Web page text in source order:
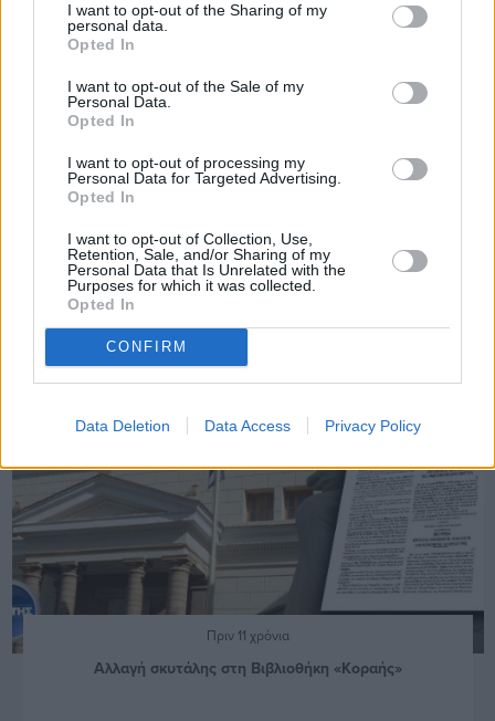
I want to opt-out of the Sharing of my
personal data.
Opted In
I want to opt-out of the Sale of my
Personal Data.
Opted In
I want to opt-out of processing my
Personal Data for Targeted Advertising.
Opted In
I want to opt-out of Collection, Use,
Retention, Sale, and/or Sharing of my
Personal Data that Is Unrelated with the
Purposes for which it was collected.
Opted In
CONFIRM
Data Deletion Data Access Privacy Policy
Πριν 11 χρόνια
Καταυλισμός προσφύγων η Αστυνομική Διεύθυνση Χίου
Πριν 11 χρόνια
Αλλαγή σκυτάλης στη Βιβλιοθήκη «Κοραής»